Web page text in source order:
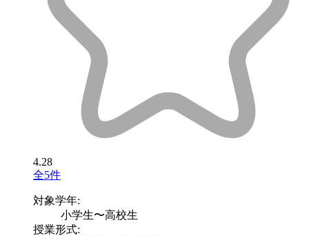
4.28
全5件
対象学年:
小学生〜高校生
授業形式: